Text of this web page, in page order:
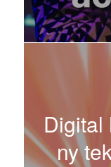
Digital
ny